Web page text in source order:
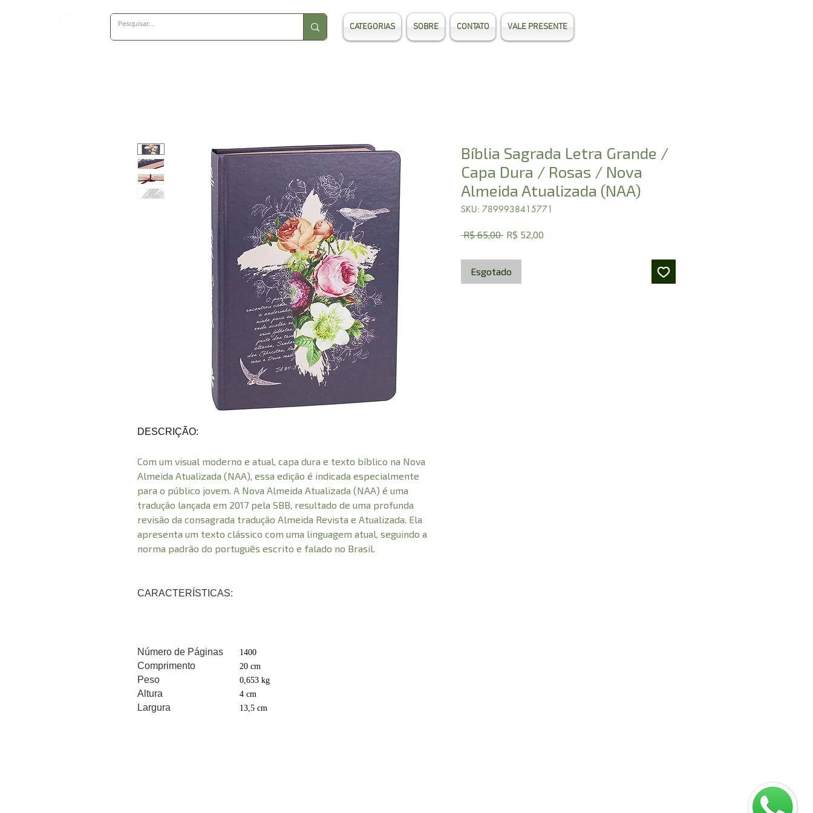
CATEGORIAS SOBRE CONTATO VALE PRESENTE
DESCRIÇÃO:
Com um visual moderno e atual, capa dura e texto bíblico na Nova
Almeida Atualizada (NAA), essa edição é indicada especialmente
para o público jovem. A Nova Almeida Atualizada (NAA) é uma
tradução lançada em 2017 pela SBB, resultado de uma profunda
revisão da consagrada tradução Almeida Revista e Atualizada. Ela
apresenta um texto clássico com uma linguagem atual, seguindo a
norma padrão do português escrito e falado no Brasil.
CARACTERÍSTICAS:
Número de Páginas 1400
Comprimento 20 cm
Peso 0,653 kg
Altura 4 cm
Largura 13,5 cm
Bíblia Sagrada Letra Grande /
Capa Dura / Rosas / Nova
Almeida Atualizada (NAA)
SKU: 7899938415771
R$ 65,00 Preço
R$ 52,00
Esgotado